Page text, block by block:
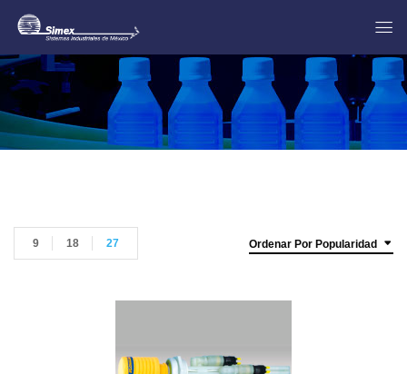
Ordenar Por Popularidad
9 18 27